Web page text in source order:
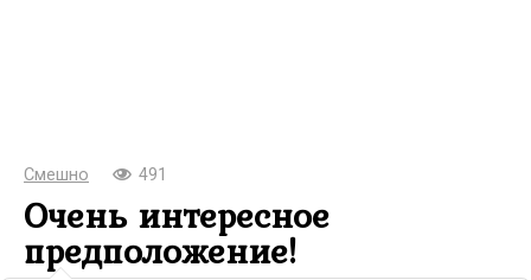
Смешно 491
Очень интересное
предположение!